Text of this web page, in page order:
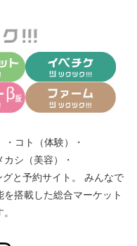
・ コト（体験）
・
カシ（美容）
・
と予約サイト。
みんなで
を搭載した総合マーケット